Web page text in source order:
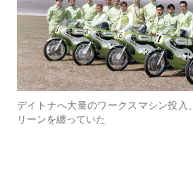
デイトナへ大量のワークスマシン投入
リーンを纏っていた